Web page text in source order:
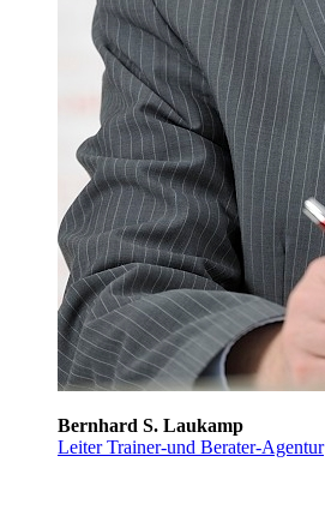
Bernhard S. Laukamp
Leiter Trainer-und Berater-Agentur